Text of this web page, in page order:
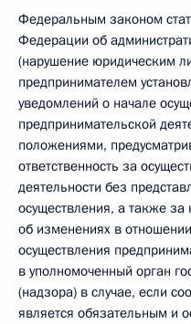
Федеральным законом
Федерации об
(нарушение юридическим
предпринимателем
уведомлений о начале
предпринимательской
положениями,
ответственность за
деятельности без
осуществления, а также
об изменениях в
осуществления
в уполномоченный орган
(надзора) в случае, если
является обязательным и